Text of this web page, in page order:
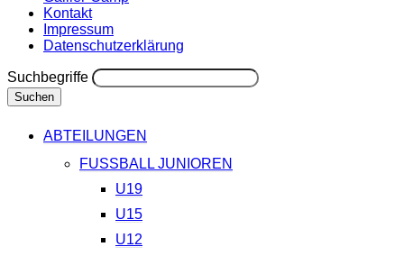
Kontakt
Impressum
Datenschutzerklärung
Suchbegriffe
Suchen
ABTEILUNGEN
FUSSBALL JUNIOREN
U19
U15
U12